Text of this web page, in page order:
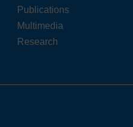
Publications
Multimedia
Research